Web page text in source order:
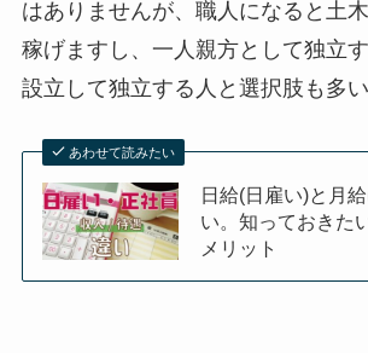
はありませんが、職人になると土
稼げますし、一人親方として独立
設立して独立する人と選択肢も多い
あわせて読みたい
日給(日雇い)と月
い。知っておきた
メリット